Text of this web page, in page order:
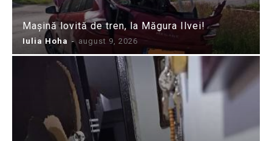
Mașină lovită de tren, la Măgura Ilvei!
Iulia Hoha - august 9, 2026